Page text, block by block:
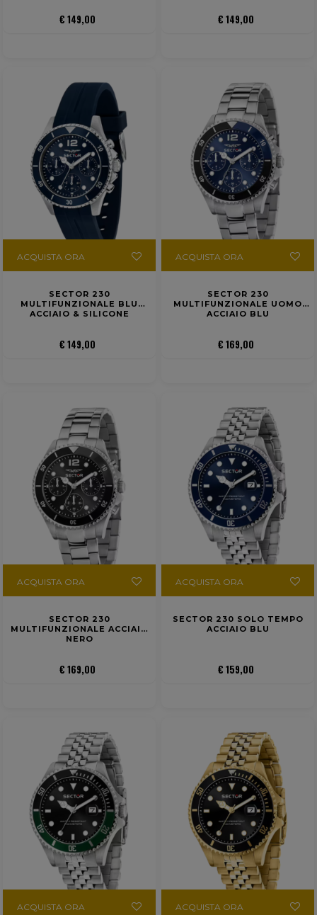
€ 149,00 € 149,00
ACQUISTA ORA
SECTOR 230
MULTIFUNZIONALE BLU
ACCIAIO & SILICONE
€ 149,00
ACQUISTA ORA
SECTOR 230
MULTIFUNZIONALE UOMO
ACCIAIO BLU
€ 169,00
ACQUISTA ORA
SECTOR 230
MULTIFUNZIONALE ACCIAIO
NERO
€ 169,00
ACQUISTA ORA
SECTOR 230 SOLO TEMPO
ACCIAIO BLU
€ 159,00
ACQUISTA ORA ACQUISTA ORA